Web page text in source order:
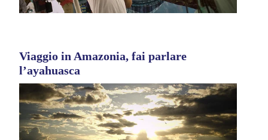
Viaggio in Amazonia, fai parlare
l’ayahuasca